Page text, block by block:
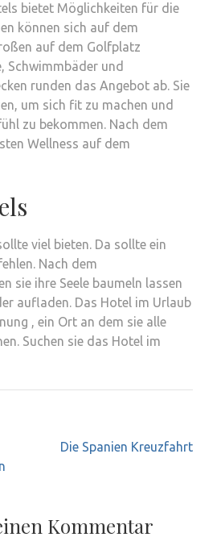
bietet Möglichkeiten für die
können sich auf dem
auf dem Golfplatz
Schwimmbäder und
runden das Angebot ab. Sie
um sich fit zu machen und
zu bekommen. Nach dem
Wellness auf dem
viel bieten. Da sollte ein
Nach dem
sie ihre Seele baumeln lassen
aufladen. Das Hotel im Urlaub
, ein Ort an dem sie alle
Suchen sie das Hotel im
Die Spanien Kreuzfahrt
Kommentar